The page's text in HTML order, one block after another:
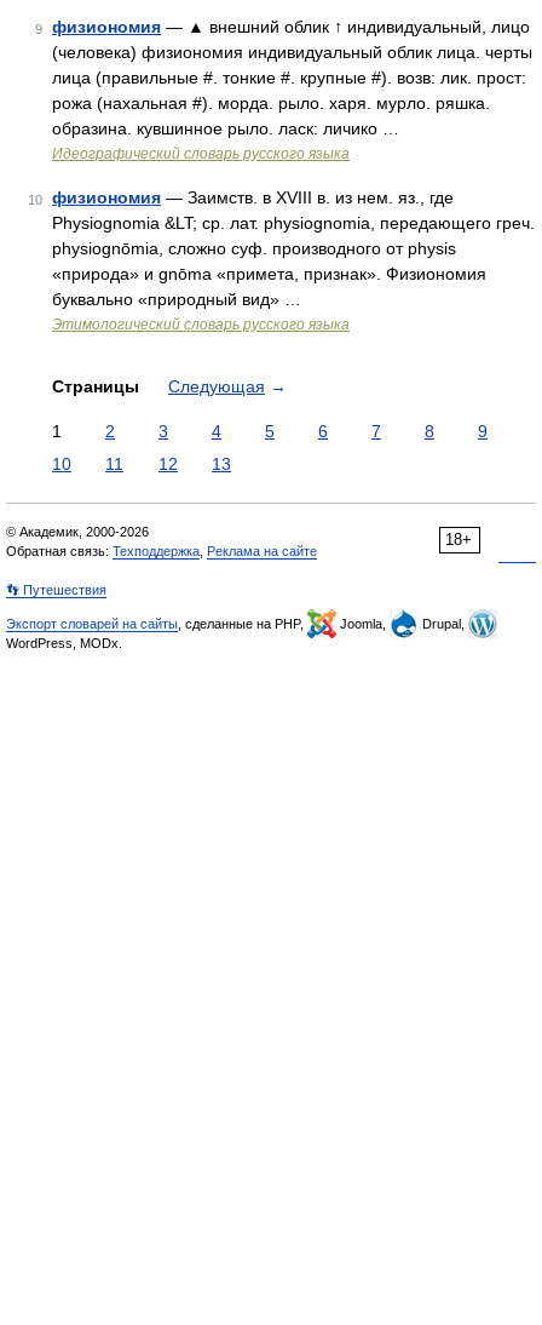
9 физиономия — ▲ внешний облик ↑ индивидуальный, лицо
(человека) физиономия индивидуальный облик лица. черты
лица (правильные #. тонкие #. крупные #). возв: лик. прост:
рожа (нахальная #). морда. рыло. харя. мурло. ряшка.
образина. кувшинное рыло. ласк: личико …
Идеографический словарь русского языка
10 физиономия — Заимств. в XVIII в. из нем. яз., где
Physiognomia &LT; ср. лат. physiognomia, передающего греч.
physiognōmia, сложно суф. производного от physis
«природа» и gnōma «примета, признак». Физиономия
буквально «природный вид» …
Этимологический словарь русского языка
Страницы Следующая →
1 2 3 4 5 6 7 8
9
10
11 12 13
18+
© Академик, 2000-2026
Обратная связь: Техподдержка Реклама на сайте
👣 Путешествия
Экспорт словарей на сайты , сделанные на PHP, Joomla,
Drupal,
WordPress, MODx.